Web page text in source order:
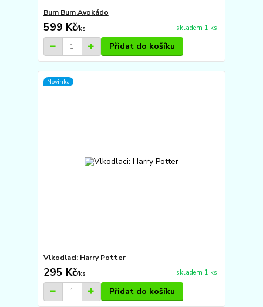
Bum Bum Avokádo
599 Kč/ks skladem 1 ks
Přidat do košíku
Novinka
Vlkodlaci: Harry Potter
295 Kč/ks skladem 1 ks
Přidat do košíku